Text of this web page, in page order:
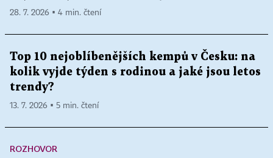
28. 7. 2026 ▪ 4 min. čtení
Top 10 nejoblíbenějších kempů v Česku: na
kolik vyjde týden s rodinou a jaké jsou letos
trendy?
13. 7. 2026 ▪ 5 min. čtení
ROZHOVOR